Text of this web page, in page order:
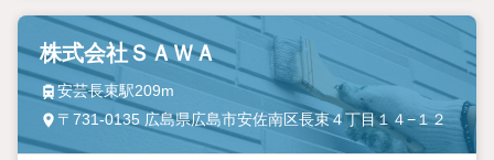
株式会社ＳＡＷＡ
安芸長束駅209m
〒731-0135 広島県広島市安佐南区長束４丁目１４−１２